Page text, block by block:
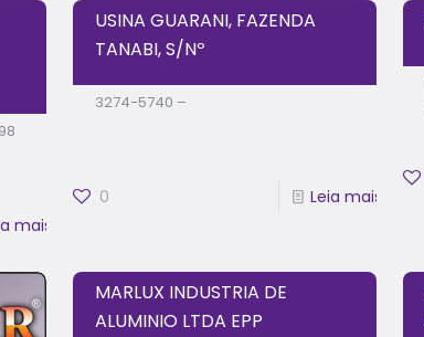
mais
USINA GUARANI, FAZENDA
TANABI, S/Nº
3274-5740 –
0 Leia mais
MARLUX INDUSTRIA DE
ALUMINIO LTDA EPP